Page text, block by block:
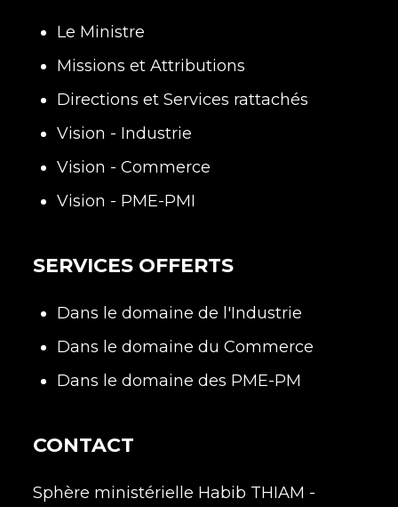
Le Ministre
Missions et Attributions
Directions et Services rattachés
Vision - Industrie
Vision - Commerce
Vision - PME-PMI
SERVICES OFFERTS
Dans le domaine de l'Industrie
Dans le domaine du Commerce
Dans le domaine des PME-PM
CONTACT
Sphère ministérielle Habib THIAM -